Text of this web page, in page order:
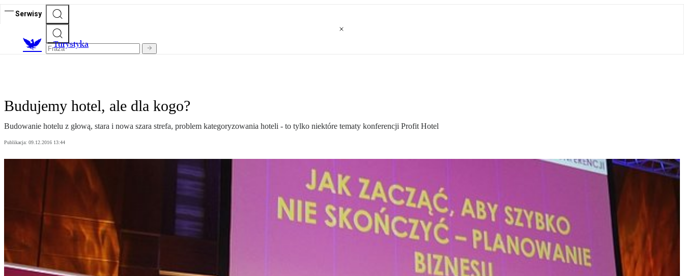
Serwisy
Turystyka
Budujemy hotel, ale dla kogo?
Budowanie hotelu z głową, stara i nowa szara strefa, problem kategoryzowania hoteli - to tylko niektóre tematy konferencji Profit Hotel
Publikacja: 09.12.2016 13:44